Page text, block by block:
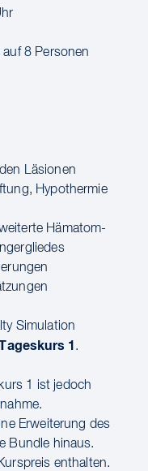
auf 8 Personen
Läsionen
Hypothermie
Hämatom-
Simulation
1 .
1 ist jedoch
Erweiterung des
Bundle hinaus.
enthalten.